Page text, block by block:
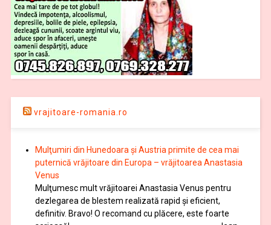
vrajitoare-romania.ro
Mulţumiri din Hunedoara și Austria primite de cea mai
puternică vrăjitoare din Europa – vrăjitoarea Anastasia
Venus
Mulţumesc mult vrăjitoarei Anastasia Venus pentru
dezlegarea de blestem realizată rapid și eficient,
definitiv. Bravo! O recomand cu plăcere, este foarte